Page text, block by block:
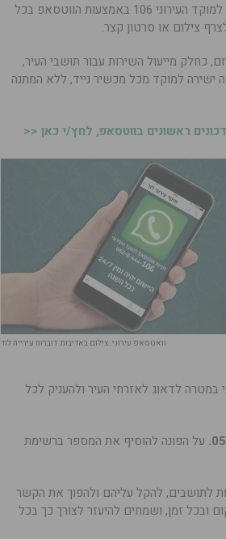
עיריית לוד מפעילה שירות חדש, קל, נוח וזמין. מעתה ניתן יהיה לפנות למוקד העירוני 106 באמצעות הווטסאפ בכל
צילום או סרטון קצר.
כחלק מייעול השירות עבור תושבי העיר,
ישירה למוקד מכל מכשיר נייד, ללא המתנה
ראשונים בווטסאפ, לחץ/י כאן <<
וואטסאפ עירוני. צילום באדיבות: דוברות עיריית לוד
לדאוג לאזרחי העיר ולהעניק לכל
על הפונה להוסיף את המספר ברשימת
לתושבים, להקל עליהם ולהפוך את הקשר
ובכל זמן, ושמחים להיעזר לצורך כך בכל